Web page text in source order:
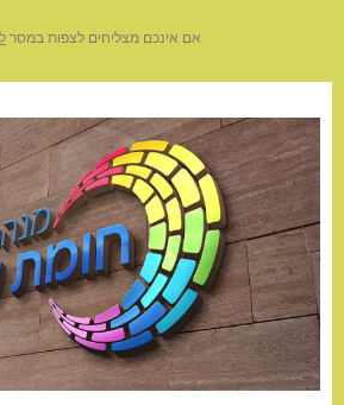
אם אינכם מצליחים לצפות במסר